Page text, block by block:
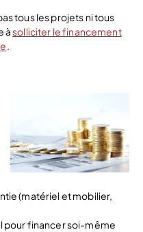
tous les projets ni tous
àsolliciter le financement
.
(matériel et mobilier,
pour financer soi-même